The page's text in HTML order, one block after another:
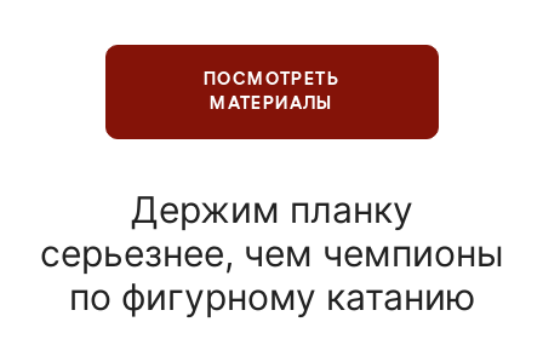
ПОСМОТРЕТЬ
МАТЕРИАЛЫ
Держим планку
серьезнее, чем чемпионы
по фигурному катанию